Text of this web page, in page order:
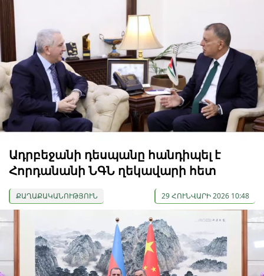
Ադրբեջանի դեսպանը հանդիպել է
Հորդանանի ՆԳՆ ղեկավարի հետ
ՔԱՂԱՔԱԿԱՆՈՒԹՅՈՒՆ 29 ՀՈՒՆՎԱՐԻ 2026 10:48